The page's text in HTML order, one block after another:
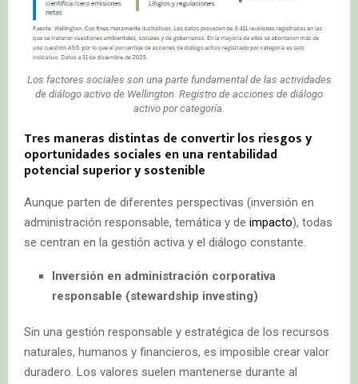
Los factores sociales son una parte fundamental de las actividades
de diálogo activo de Wellington. Registro de acciones de diálogo
activo por categoría.
Tres maneras distintas de convertir los riesgos y
oportunidades sociales en una rentabilidad
potencial superior y sostenible
Aunque parten de diferentes perspectivas (inversión en
administración responsable, temática y de impacto), todas
se centran en la gestión activa y el diálogo constante.
Inversión en administración corporativa
responsable (stewardship investing)
Sin una gestión responsable y estratégica de los recursos
naturales, humanos y financieros, es imposible crear valor
duradero. Los valores suelen mantenerse durante al